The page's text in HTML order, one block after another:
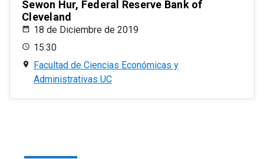
Sewon Hur, Federal Reserve Bank of
Cleveland
18 de Diciembre de 2019
15:30
Facultad de Ciencias Económicas y
Administrativas UC